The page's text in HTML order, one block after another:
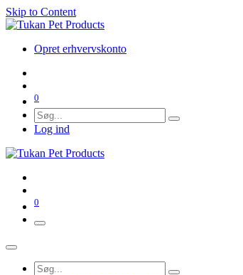
Skip to Content
Opret erhvervskonto
0
Log ind
0